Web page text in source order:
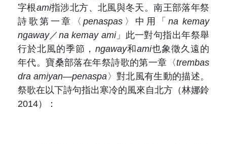
字根ami指涉北方、北風與冬天。南王部落年祭
詩歌第一章〈 penaspas 〉中用「 na kemay
ngaway／ na kemay ami」此一對句指出年祭舉
行於北風的季節， ngaway和ami也象徵久遠的
年代。寶桑部落在年祭詩歌的第一章〈trembas
dra amiyan—penaspa 〉對北風有生動的描述。
祭歌在以下詩句指出寒冷的風來自北方（林娜鈴
2014）：